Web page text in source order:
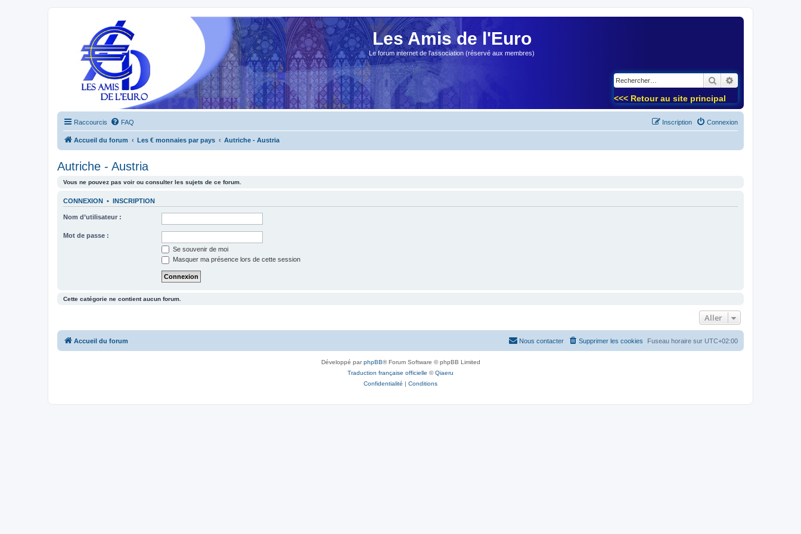
Les Amis de l'Euro
Le forum internet de l'association (réservé aux membres)
Rechercher
<<< Retour au site principal
Raccourcis FAQ Connexion
Inscription
Accueil du forum Les € monnaies par pays Autriche - Austria
Autriche - Austria
Vous ne pouvez pas voir ou consulter les sujets de ce forum.
CONNEXION • INSCRIPTION
Nom d’utilisateur :
Mot de passe :
Se souvenir de moi
Masquer ma présence lors de cette session
Cette catégorie ne contient aucun forum.
Aller
Accueil du forum Fuseau horaire sur UTC+02:00
Supprimer les cookies
Nous contacter
Développé parphpBB® Forum Software © phpBB Limited
Traduction française officielle ©Qiaeru
Confidentialité | Conditions